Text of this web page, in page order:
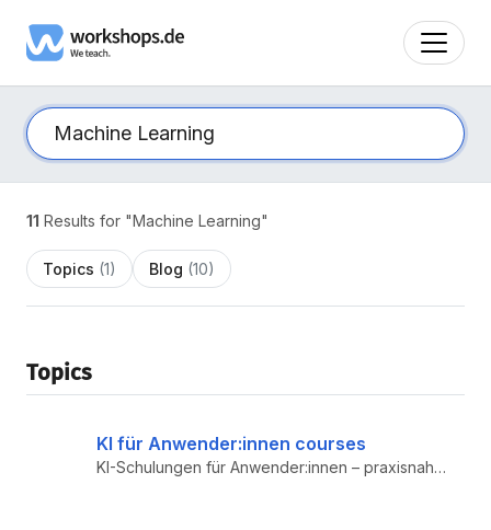
11 Results for "Machine Learning"
Topics (1) Blog (10)
Topics
KI für Anwender:innen courses
KI-Schulungen für Anwender:innen – praxisnah ChatGPT, Copilot & Co. im Arbeitsalltag nutzen. Workshops für Teams, remote...